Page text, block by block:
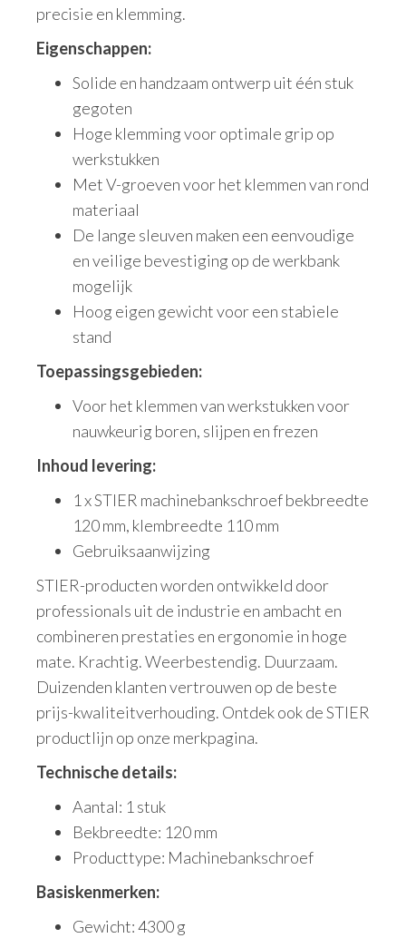
precisie en klemming.
Eigenschappen:
Solide en handzaam ontwerp uit één stuk
gegoten
Hoge klemming voor optimale grip op
werkstukken
Met V-groeven voor het klemmen van rond
materiaal
De lange sleuven maken een eenvoudige
en veilige bevestiging op de werkbank
mogelijk
Hoog eigen gewicht voor een stabiele
stand
Toepassingsgebieden:
Voor het klemmen van werkstukken voor
nauwkeurig boren, slijpen en frezen
Inhoud levering:
1 x STIER machinebankschroef bekbreedte
120 mm, klembreedte 110 mm
Gebruiksaanwijzing
STIER-producten worden ontwikkeld door
professionals uit de industrie en ambacht en
combineren prestaties en ergonomie in hoge
mate. Krachtig. Weerbestendig. Duurzaam.
Duizenden klanten vertrouwen op de beste
prijs-kwaliteitverhouding. Ontdek ook de STIER
productlijn op onze merkpagina.
Technische details:
Aantal: 1 stuk
Bekbreedte: 120 mm
Producttype: Machinebankschroef
Basiskenmerken:
Gewicht: 4300 g